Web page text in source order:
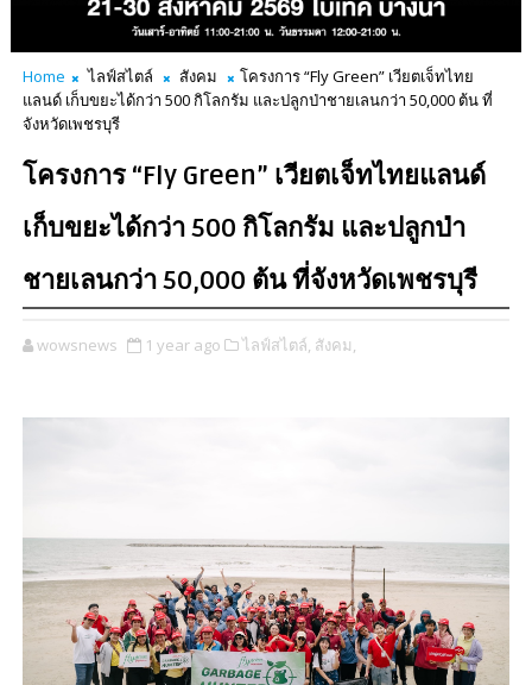
Home ไลฟ์สไตล์ สังคม
โครงการ “Fly Green” เวียตเจ็ทไทย
แลนด์ เก็บขยะได้กว่า 500 กิโลกรัม และปลูกป่าชายเลนกว่า 50,000 ต้น ที่
จังหวัดเพชรบุรี
โครงการ “Fly Green” เวียตเจ็ทไทยแลนด์
เก็บขยะได้กว่า 500 กิโลกรัม และปลูกป่า
ชายเลนกว่า 50,000 ต้น ที่จังหวัดเพชรบุรี
wowsnews 1 year ago ไลฟ์สไตล์, สังคม,